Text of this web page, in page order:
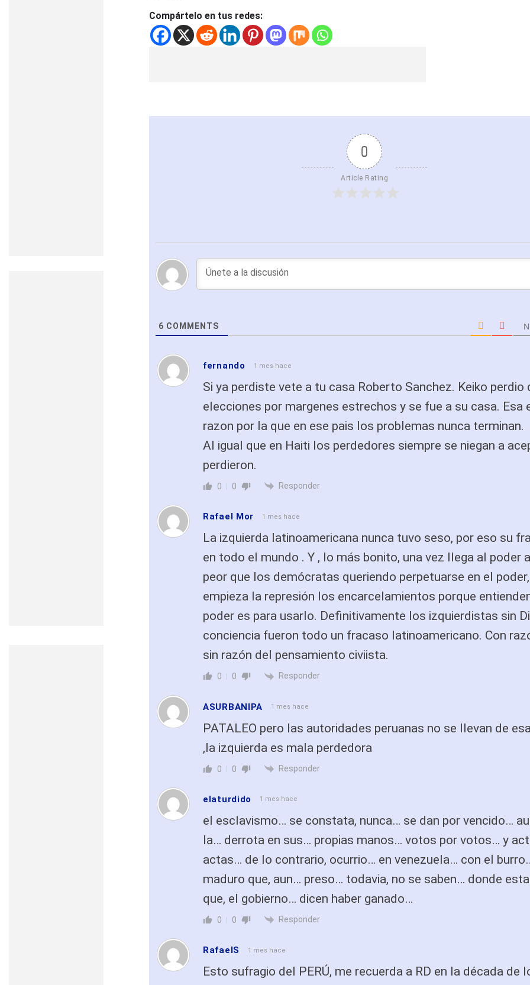
Compártelo en tus redes:
0
Article Rating
6 COMMENTS
fernando 1 mes hace
Si ya perdiste vete a tu casa Roberto Sanchez. Keiko perdio
elecciones por margenes estrechos y se fue a su casa. Esa
razon por la que en ese pais los problemas nunca terminan.
Al igual que en Haiti los perdedores siempre se niegan a
perdieron.
0 0 Responder
Rafael Mor 1 mes hace
La izquierda latinoamericana nunca tuvo seso, por eso su
en todo el mundo . Y , lo más bonito, una vez llega al poder
peor que los demócratas queriendo perpetuarse en el poder,
empieza la represión los encarcelamientos porque
poder es para usarlo. Definitivamente los izquierdistas sin
conciencia fueron todo un fracaso latinoamericano. Con
sin razón del pensamiento civiista.
0 0 Responder
ASURBANIPA 1 mes hace
PATALEO pero las autoridades peruanas no se llevan de
,la izquierda es mala perdedora
0 0 Responder
elaturdido 1 mes hace
el esclavismo… se constata, nunca… se dan por vencido…
la… derrota en sus… propias manos… votos por votos… y
actas… de lo contrario, ocurrio… en venezuela… con el
maduro que, aun… preso… todavia, no se saben… donde
que, el gobierno… dicen haber ganado…
0 0 Responder
RafaelS 1 mes hace
Esto sufragio del PERÚ, me recuerda a RD en la década de